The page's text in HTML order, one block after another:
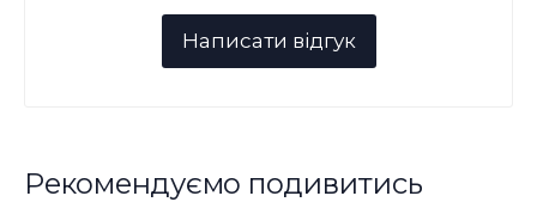
Рекомендуємо подивитись